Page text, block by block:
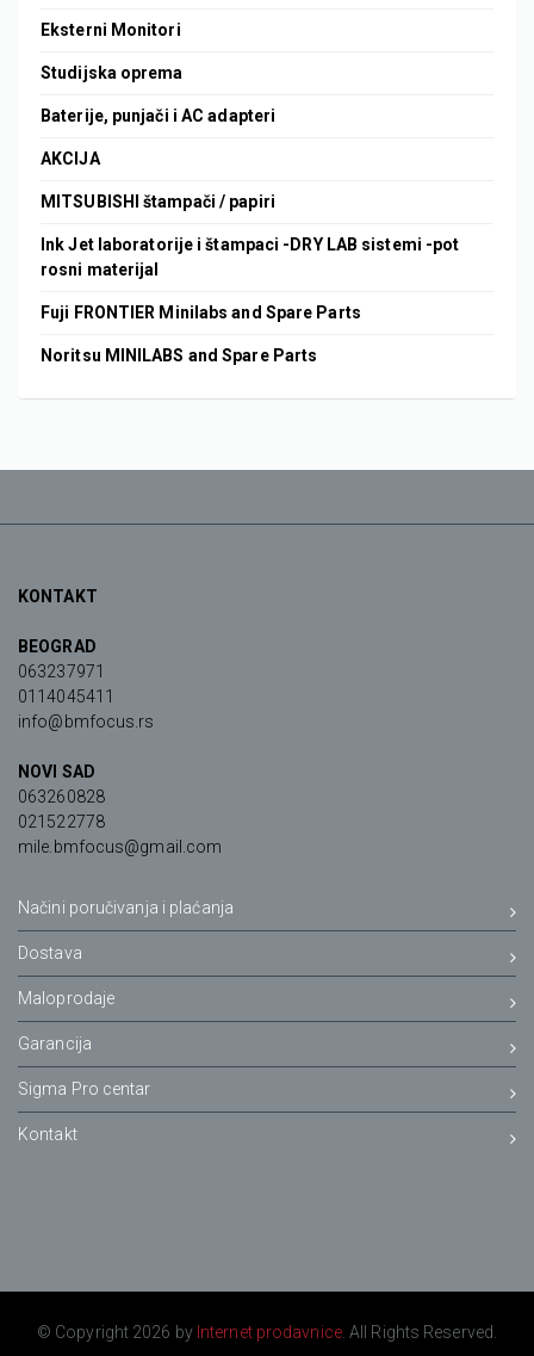
Eksterni Monitori
Studijska oprema
Baterije, punjači i AC adapteri
AKCIJA
MITSUBISHI štampači / papiri
Ink Jet laboratorije i štampaci -DRY LAB sistemi -pot
rosni materijal
Fuji FRONTIER Minilabs and Spare Parts
Noritsu MINILABS and Spare Parts
KONTAKT
BEOGRAD
063237971
0114045411
info@bmfocus.rs
NOVI SAD
063260828
021522778
mile.bmfocus@gmail.com
Načini poručivanja i plaćanja
Dostava
Maloprodaje
Garancija
Sigma Pro centar
Kontakt
© Copyright 2026 by Internet prodavnice. All Rights Reserved.